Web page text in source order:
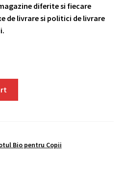
diferite si fiecare
de livrare si politici de livrare
Bio pentru Copii